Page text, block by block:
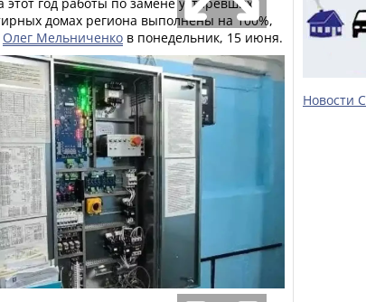
домах региона выполнены на 100%,
Олег Мельниченко в понедельник, 15 июня.
Новости